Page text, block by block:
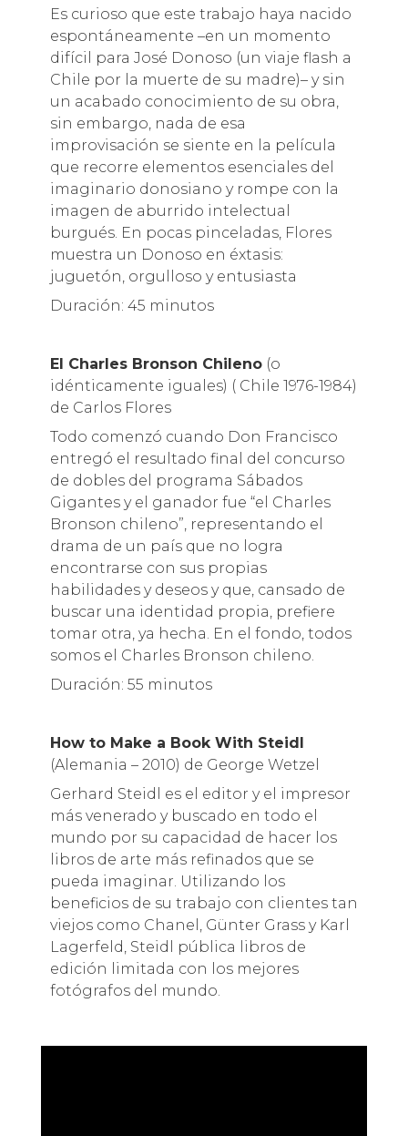
Es curioso que este trabajo haya nacido
espontáneamente –en un momento
difícil para José Donoso (un viaje flash a
Chile por la muerte de su madre)– y sin
un acabado conocimiento de su obra,
sin embargo, nada de esa
improvisación se siente en la película
que recorre elementos esenciales del
imaginario donosiano y rompe con la
imagen de aburrido intelectual
burgués. En pocas pinceladas, Flores
muestra un Donoso en éxtasis:
juguetón, orgulloso y entusiasta
Duración: 45 minutos
El Charles Bronson Chileno(o
idénticamente iguales) ( Chile 1976-1984)
de Carlos Flores
Todo comenzó cuando Don Francisco
entregó el resultado final del concurso
de dobles del programa Sábados
Gigantes y el ganador fue “el Charles
Bronson chileno”, representando el
drama de un país que no logra
encontrarse con sus propias
habilidades y deseos y que, cansado de
buscar una identidad propia, prefiere
tomar otra, ya hecha. En el fondo, todos
somos el Charles Bronson chileno.
Duración: 55 minutos
How to Make a Book With Steidl
(Alemania – 2010) de George Wetzel
Gerhard Steidl es el editor y el impresor
más venerado y buscado en todo el
mundo por su capacidad de hacer los
libros de arte más refinados que se
pueda imaginar. Utilizando los
beneficios de su trabajo con clientes tan
viejos como Chanel, Günter Grass y Karl
Lagerfeld, Steidl pública libros de
edición limitada con los mejores
fotógrafos del mundo.